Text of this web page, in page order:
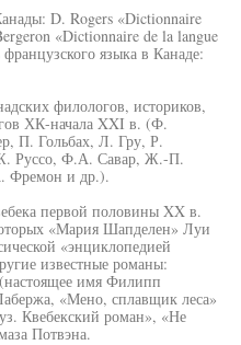
D. Rogers «Dictionnaire
«Dictionnaire de la langue
языка в Канаде:
филологов, историков,
ХК-начала XXI в. (Ф.
П. Гольбах, Л. Гру, Р.
Ф.А. Савар, Ж.-П.
Фремон и др.).
первой половины XX в.
«Мария Шапделен» Луи
«энциклопедией
известные романы:
имя Филипп
«Мено, сплавщик леса»
Квебекский роман», «Не
Потвэна.